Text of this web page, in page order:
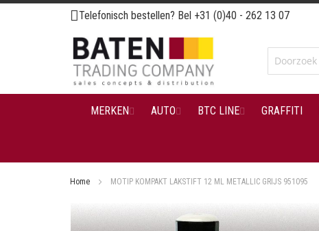
Ga
naar
de
inhoud
Telefonisch bestellen? Bel +31 (0)40 - 262 13 07
MERKEN AUTO BTC LINE GRAFFITI
Home MOTIP KOMPAKT LAKSTIFT 12 ML METALLIC GRIJS 951095
Ga
naar